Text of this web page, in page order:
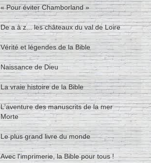
« Pour éviter Chamborland »
De a à z... les châteaux du val de Loire
Vérité et légendes de la Bible
Naissance de Dieu
La vraie histoire de la Bible
L'aventure des manuscrits de la mer
Morte
Le plus grand livre du monde
Avec l'imprimerie, la Bible pour tous !